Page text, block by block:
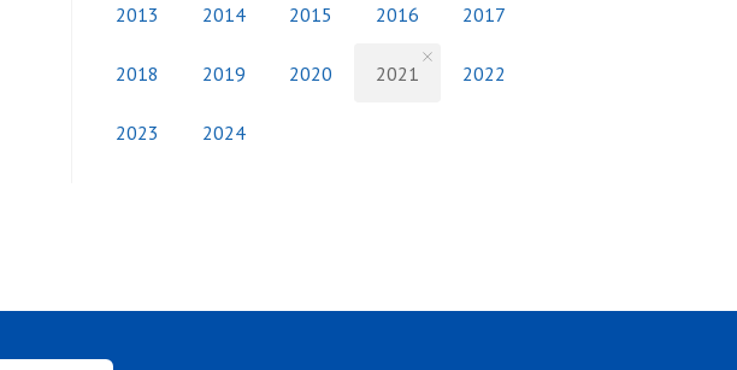
2013 2014 2015 2016 2017
2018 2019 2020 2021 2022
2023 2024